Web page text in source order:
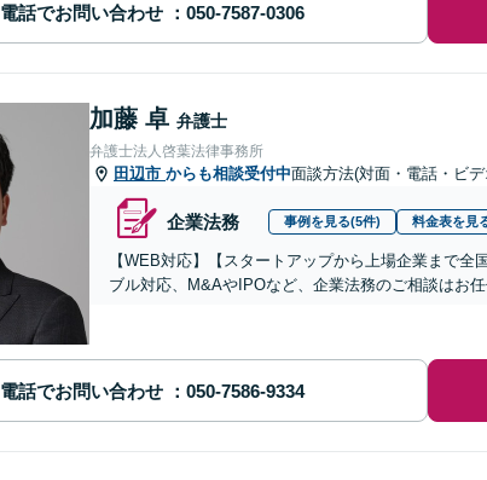
電話でお問い合わせ
加藤 卓 弁護士
弁護士法人啓葉法律事務所
田辺市 からも相談受付中面談方法(対面・電話・ビ
企業法務 事例を見る(5件) 料金表を見
【WEB対応】【スタートアップから上場企業まで
ブル対応、M&AやIPOなど、企業法務のご相談はお
電話でお問い合わせ